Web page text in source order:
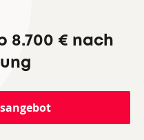
8.700 € nach